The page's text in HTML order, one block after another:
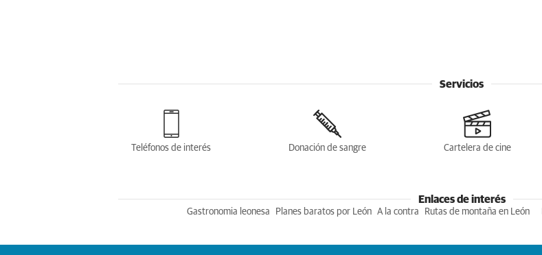
Servicios
Teléfonos de interés Donación de sangre Cartelera de cine
Enlaces de interés
Gastronomia leonesa Planes baratos por León A la contra Rutas de montaña en León